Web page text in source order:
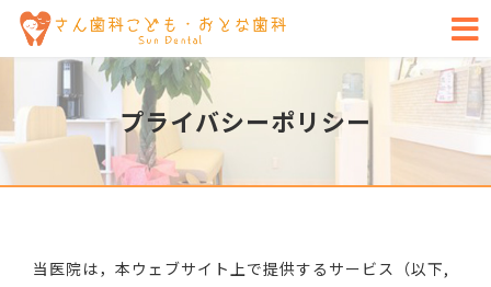
プライバシーポリシー
当医院は，本ウェブサイト上で提供するサービス（以下,